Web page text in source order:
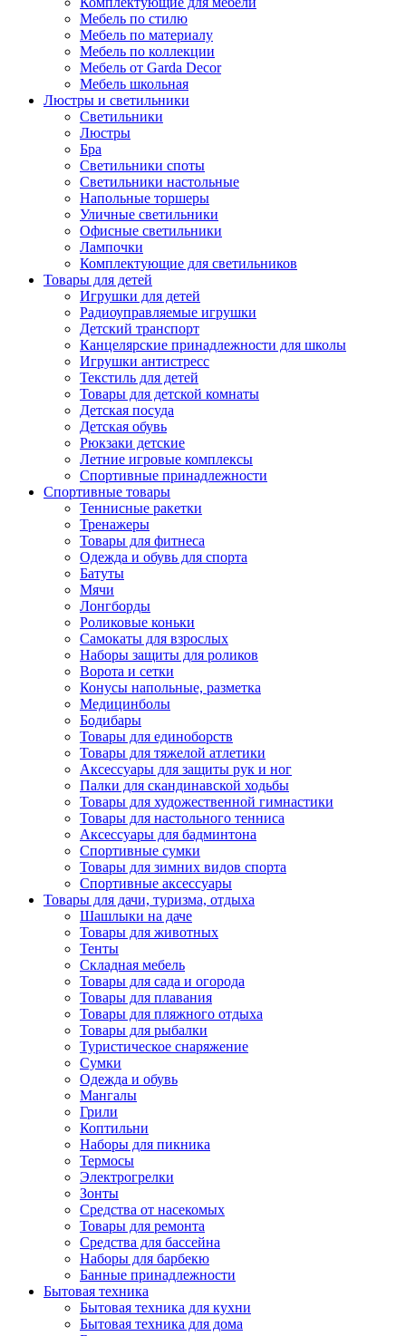
Мебель по стилю
Мебель по материалу
Мебель по коллекции
Мебель от Garda Decor
Мебель школьная
Люстры и светильники
Светильники
Люстры
Бра
Светильники споты
Светильники настольные
Напольные торшеры
Уличные светильники
Офисные светильники
Лампочки
Комплектующие для светильников
Товары для детей
Игрушки для детей
Радиоуправляемые игрушки
Детский транспорт
Канцелярские принадлежности для школы
Игрушки антистресс
Текстиль для детей
Товары для детской комнаты
Детская посуда
Детская обувь
Рюкзаки детские
Летние игровые комплексы
Спортивные принадлежности
Спортивные товары
Теннисные ракетки
Тренажеры
Товары для фитнеса
Одежда и обувь для спорта
Батуты
Мячи
Лонгборды
Роликовые коньки
Самокаты для взрослых
Наборы защиты для роликов
Ворота и сетки
Конусы напольные, разметка
Медицинболы
Бодибары
Товары для единоборств
Товары для тяжелой атлетики
Аксессуары для защиты рук и ног
Палки для скандинавской ходьбы
Товары для художественной гимнастики
Товары для настольного тенниса
Аксессуары для бадминтона
Спортивные сумки
Товары для зимних видов спорта
Спортивные аксессуары
Товары для дачи, туризма, отдыха
Шашлыки на даче
Товары для животных
Тенты
Складная мебель
Товары для сада и огорода
Товары для плавания
Товары для пляжного отдыха
Товары для рыбалки
Туристическое снаряжение
Сумки
Одежда и обувь
Мангалы
Грили
Коптильни
Наборы для пикника
Термосы
Электрогрелки
Зонты
Средства от насекомых
Товары для ремонта
Средства для бассейна
Наборы для барбекю
Банные принадлежности
Бытовая техника
Бытовая техника для кухни
Бытовая техника для дома